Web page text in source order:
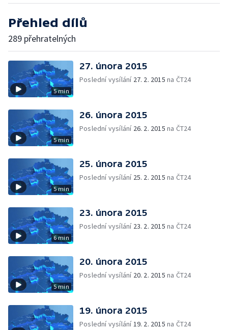
Přehled dílů
289 přehratelných
5 min
27. února 2015
Poslední vysílání 27. 2. 2015 na ČT24
5 min
26. února 2015
Poslední vysílání 26. 2. 2015 na ČT24
5 min
25. února 2015
Poslední vysílání 25. 2. 2015 na ČT24
6 min
23. února 2015
Poslední vysílání 23. 2. 2015 na ČT24
5 min
20. února 2015
Poslední vysílání 20. 2. 2015 na ČT24
19. února 2015
Poslední vysílání19. 2. 2015 na ČT24